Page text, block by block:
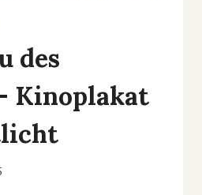
des
Kinoplakat